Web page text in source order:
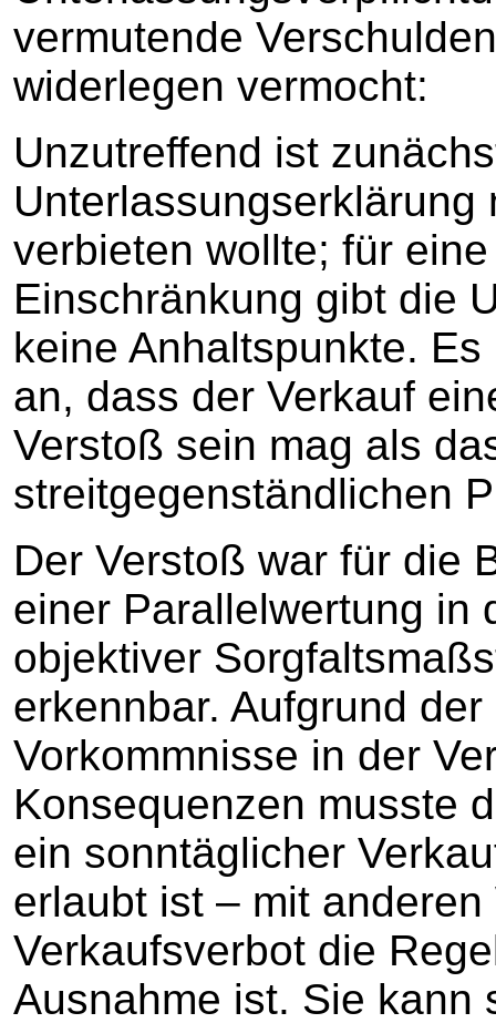
vermutende
widerlegen vermocht:
Unzutreffend ist
Unterlassungserklärung
verbieten wollte; für
Einschränkung gibt die
keine Anhaltspunkte.
an, dass der Verkauf
Verstoß sein mag als
streitgegenständlichen
Der Verstoß war für die
einer Parallelwertung in
objektiver
erkennbar. Aufgrund
Vorkommnisse in der
Konsequenzen musste
ein sonntäglicher
erlaubt ist – mit
Verkaufsverbot die
Ausnahme ist. Sie kann